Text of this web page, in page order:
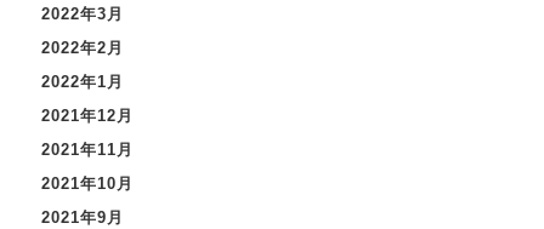
2022年3月
2022年2月
2022年1月
2021年12月
2021年11月
2021年10月
2021年9月